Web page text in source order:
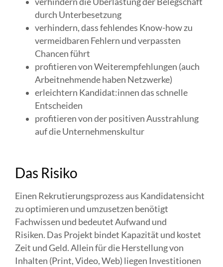
durch Unterbesetzung
verhindern, dass fehlendes Know-how zu
vermeidbaren Fehlern und verpassten
Chancen führt
profitieren von Weiterempfehlungen (auch
Arbeitnehmende haben Netzwerke)
erleichtern Kandidat:innen das schnelle
Entscheiden
profitieren von der positiven Ausstrahlung
auf die Unternehmenskultur
Das Risiko
Einen Rekrutierungsprozess aus Kandidatensicht
zu optimieren und umzusetzen benötigt
Fachwissen und bedeutet Aufwand und
Risiken. Das Projekt bindet Kapazität und kostet
Zeit und Geld. Allein für die Herstellung von
Inhalten (Print, Video, Web) liegen Investitionen